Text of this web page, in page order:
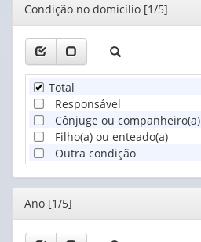
Editor
Condição no domicílio [1/5]
Total
Responsável
Cônjuge ou companheiro(a)
Filho(a) ou enteado(a)
Outra condição
Editor
Ano [1/5]